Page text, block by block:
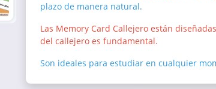
plazo de manera natural.
Las Memory Card Callejero están
del callejero es fundamental.
Son ideales para estudiar en cualquier